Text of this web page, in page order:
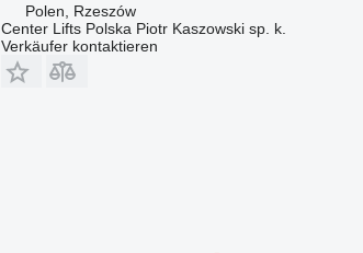
Polen, Rzeszów
Center Lifts Polska Piotr Kaszowski sp. k.
Verkäufer kontaktieren